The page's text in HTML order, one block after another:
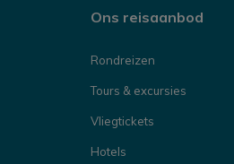
Ons reisaanbod
Rondreizen
Tours & excursies
Vliegtickets
Hotels